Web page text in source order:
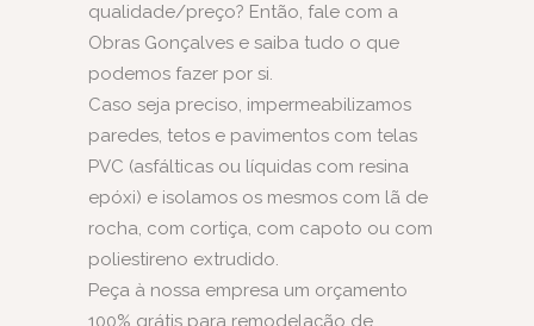
qualidade/preço? Então, fale com a
Obras Gonçalves e saiba tudo o que
podemos fazer por si.
Caso seja preciso, impermeabilizamos
paredes, tetos e pavimentos com telas
PVC (asfálticas ou líquidas com resina
epóxi) e isolamos os mesmos com lã de
rocha, com cortiça, com capoto ou com
poliestireno extrudido.
Peça à nossa empresa um orçamento
100% grátis para remodelação de